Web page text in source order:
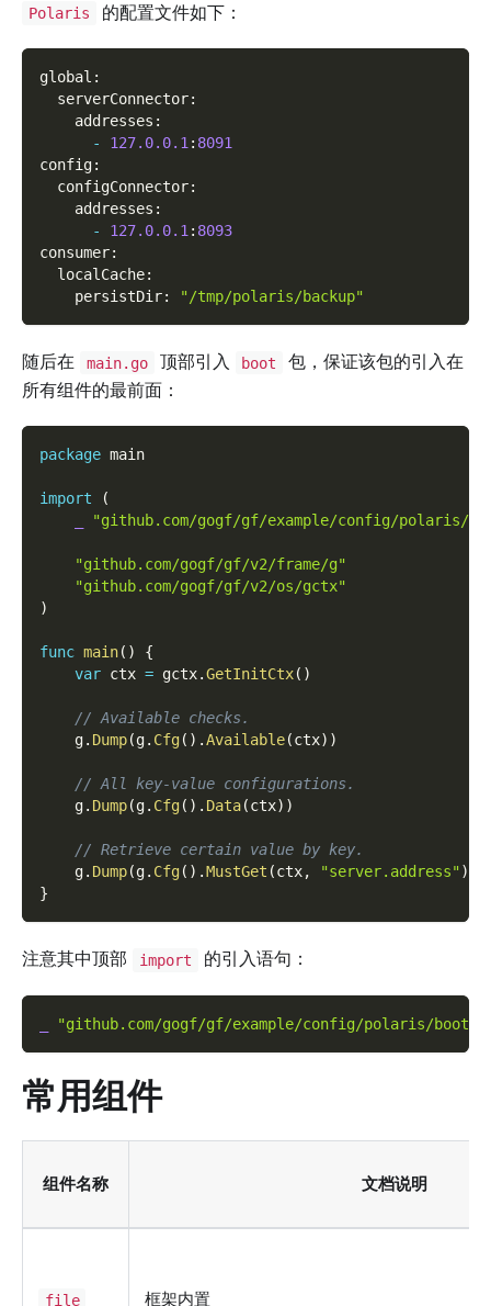
Polaris 的配置文件如下：
global :
  serverConnector
:
    addresses
:
-
127.0.0.1: 8091
config:
  configConnector
:
    addresses
:
-
127.0.0.1: 8093
consumer:
  localCache
:
    persistDir
: "/tmp/polaris/backup"
随后在 main.go 顶部引入 boot
包，保证该包的引入在
所有组件的最前面：
package main
import
(
"github.com/gogf/gf/example/config/polaris/
"github.com/gogf/gf/v2/frame/g"
"github.com/gogf/gf/v2/os/gctx"
)
func main( )
{
var ctx = gctx.GetInitCtx( )
// Available checks.
    g
. Dump(g. Cfg( ) .Available(ctx) )
// All key-value configurations.
    g
. Dump(g. Cfg( ) . Data(ctx) )
// Retrieve certain value by key.
    g
. Dump(g. Cfg( ) .MustGet (ctx, "server.address")
}
注意其中顶部 import 的引入语句：
"github.com/gogf/gf/example/config/polaris/boot"
常用组件
组件名称 文档说明
file 框架内置